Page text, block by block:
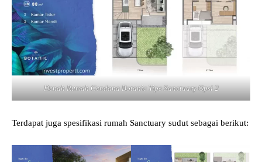
Denah Rumah Cendana Botanic Tipe Sanctuary Opsi 2
Terdapat juga spesifikasi rumah Sanctuary sudut sebagai berikut: